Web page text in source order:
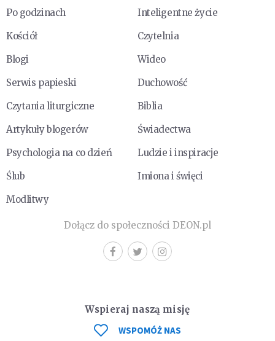
Po godzinach
Inteligentne życie
Kościół
Czytelnia
Blogi
Wideo
Serwis papieski
Duchowość
Czytania liturgiczne
Biblia
Artykuły blogerów
Świadectwa
Psychologia na co dzień
Ludzie i inspiracje
Ślub
Imiona i święci
Modlitwy
Dołącz do społeczności DEON.pl
Wspieraj naszą misję
WSPOMÓŻ NAS